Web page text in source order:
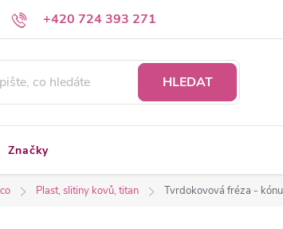
+420 724 393 271
Napište nám
HLEDAT
Značky
Plast, slitiny kovů, titan Tvrdokovová fréza -